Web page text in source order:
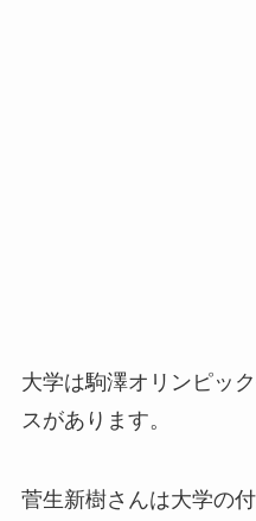
大学は駒澤オリンピッ
スがあります。
菅生新樹さんは大学の